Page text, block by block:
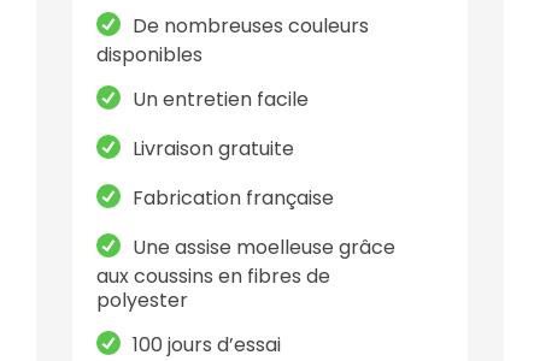
De nombreuses couleurs
disponibles
Un entretien facile
Livraison gratuite
Fabrication française
Une assise moelleuse grâce
aux coussins en fibres de
polyester
100 jours d’essai